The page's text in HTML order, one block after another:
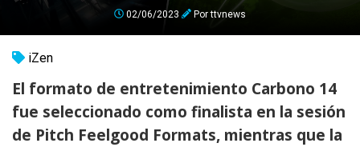
02/06/2023 Porttvnews
iZen
El formato de entretenimiento Carbono 14
fue seleccionado como finalista en la sesión
de Pitch Feelgood Formats, mientras que la